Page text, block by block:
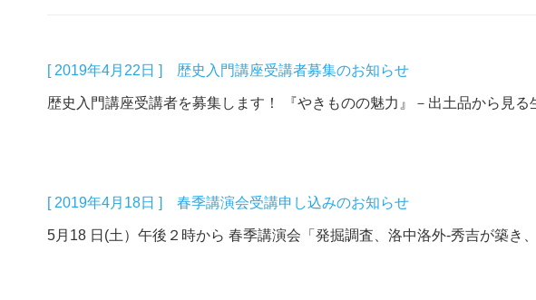
[ 2019年4月22日 ] 歴史入門講座受講者募集のお知らせ
歴史入門講座受講者を募集します！ 『やきものの魅力』－出土品から見
[ 2019年4月18日 ] 春季講演会受講申し込みのお知らせ
5月18 日(土）午後２時から 春季講演会「発掘調査、洛中洛外‐秀吉が築き